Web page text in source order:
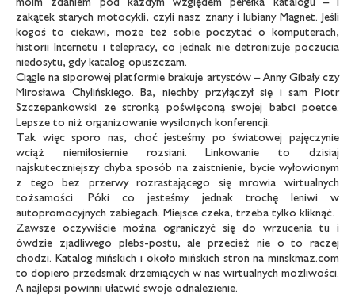
zakątek starych motocykli, czyli nasz znany i lubiany Magnet. Jeśli
kogoś to ciekawi, może też sobie poczytać o komputerach,
historii Internetu i telepracy, co jednak nie detronizuje poczucia
niedosytu, gdy katalog opuszczam.
Ciągle na siporowej platformie brakuje artystów – Anny Gibały czy
Mirosława Chylińskiego. Ba, niechby przyłączył się i sam Piotr
Szczepankowski ze stronką poświęconą swojej babci poetce.
Lepsze to niż organizowanie wysilonych konferencji.
Tak więc sporo nas, choć jesteśmy po światowej pajęczynie
wciąż niemiłosiernie rozsiani. Linkowanie to dzisiaj
najskuteczniejszy chyba sposób na zaistnienie, bycie wyłowionym
z tego bez przerwy rozrastającego się mrowia wirtualnych
tożsamości. Póki co jesteśmy jednak trochę leniwi w
autopromocyjnych zabiegach. Miejsce czeka, trzeba tylko kliknąć.
Zawsze oczywiście można ograniczyć się do wrzucenia tu i
ówdzie zjadliwego plebs-postu, ale przecież nie o to raczej
chodzi. Katalog mińskich i około mińskich stron na minskmaz.com
to dopiero przedsmak drzemiących w nas wirtualnych możliwości.
A najlepsi powinni ułatwić swoje odnalezienie.